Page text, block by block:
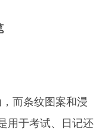
而条纹图案和浸
用于考试、日记还